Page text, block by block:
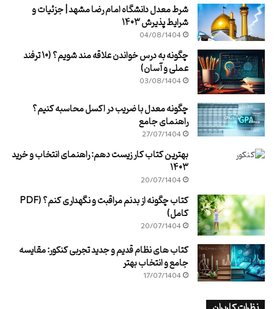
شرط معدل دانشگاه امام رضا مشهد | جزئیات و
شرایط پذیرش ۱۴۰۳
04/08/1404
چگونه به درس خواندن علاقه مند شویم؟ (۱۰ ترفند
عملی و آسان)
03/08/1404
چگونه معدل با ضریب در اکسل محاسبه کنیم؟
راهنمای جامع
27/07/1404
بهترین کتاب کار زیست دهم: راهنمای انتخاب و خرید
۱۴۰۳
20/07/1404
کتاب چگونه از بدنم مراقبت و نگهداری کنم؟ (PDF
کامل)
20/07/1404
کتاب های نظام قدیم و جدید تجربی کنکور: مقایسه
جامع و انتخاب بهتر
17/07/1404